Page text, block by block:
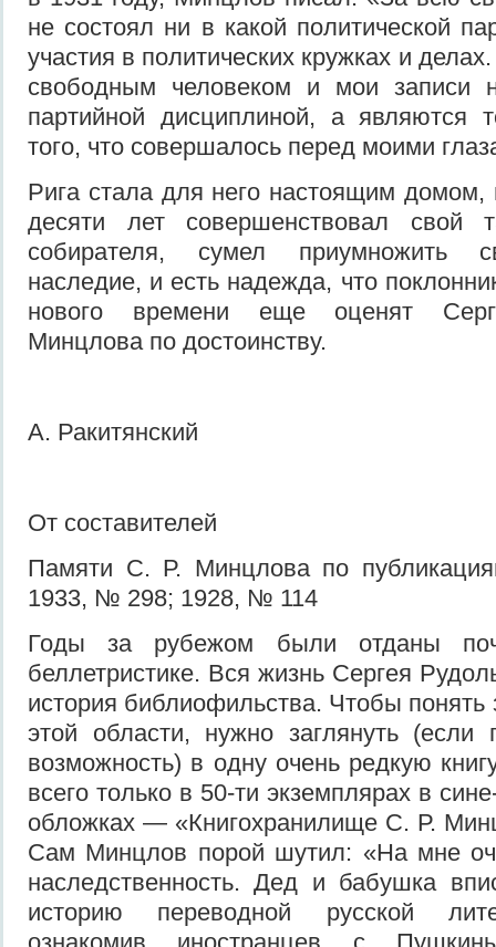
не состоял ни в какой политической
участия в политических кружках и
свободным человеком и мои записи
партийной дисциплиной, а являются
того, что совершалось перед моими
Рига стала для него настоящим домом,
десяти лет совершенствовал свой
собирателя, сумел приумножить
наследие, и есть надежда, что
нового времени еще оценят
Минцлова по достоинству.
А. Ракитянский
От составителей
Памяти С. Р. Минцлова по
1933, № 298; 1928, № 114
Годы за рубежом были отданы
беллетристике. Вся жизнь Сергея
история библиофильства. Чтобы понять
этой области, нужно заглянуть (если
возможность) в одну очень редкую
всего только в 50-ти экземплярах в
обложках — «Книгохранилище С. Р.
Сам Минцлов порой шутил: «На мне
наследственность. Дед и бабушка
историю переводной русской